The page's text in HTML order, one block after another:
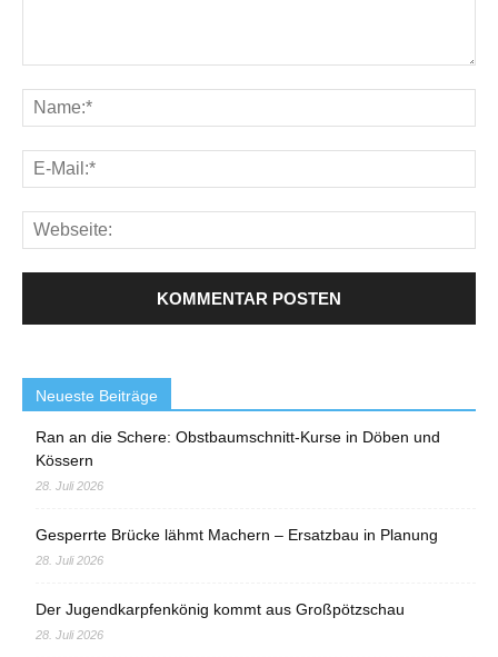
Neueste Beiträge
Ran an die Schere: Obstbaumschnitt-Kurse in Döben und
Kössern
28. Juli 2026
Gesperrte Brücke lähmt Machern – Ersatzbau in Planung
28. Juli 2026
Der Jugendkarpfenkönig kommt aus Großpötzschau
28. Juli 2026